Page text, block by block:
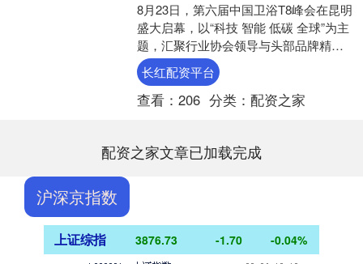
8月23日，第六届中国卫浴T8峰会在昆明
盛大启幕，以“科技 智能 低碳 全球”为主
题，汇聚行业协会领导与头部品牌精
英，共探卫浴与“好房子”建设的深度融
合。 深耕....
长红配资平台
查看： 206 分类： 配资之家
配资之家文章已加载完成
沪深京指数
上证综指 3876.73 -1.70 -0.04%